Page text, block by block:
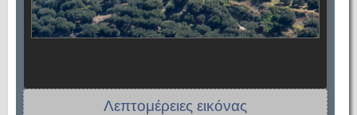
Λεπτομέρειες εικόνας